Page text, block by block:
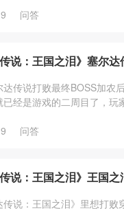
问答
传说：王国之泪》塞尔
传说打败最终BOSS加农
已经是游戏的二周目了，
问答
传说：王国之泪》王国
传说：王国之泪》里想打